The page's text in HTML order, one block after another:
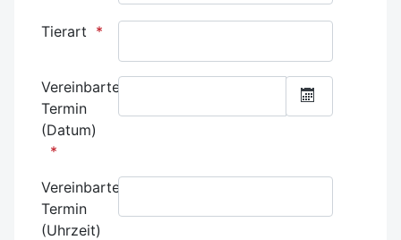
Tierart
Vereinbarter
Termin
(Datum)
Kalender
Vereinbarter
Termin
(Uhrzeit)